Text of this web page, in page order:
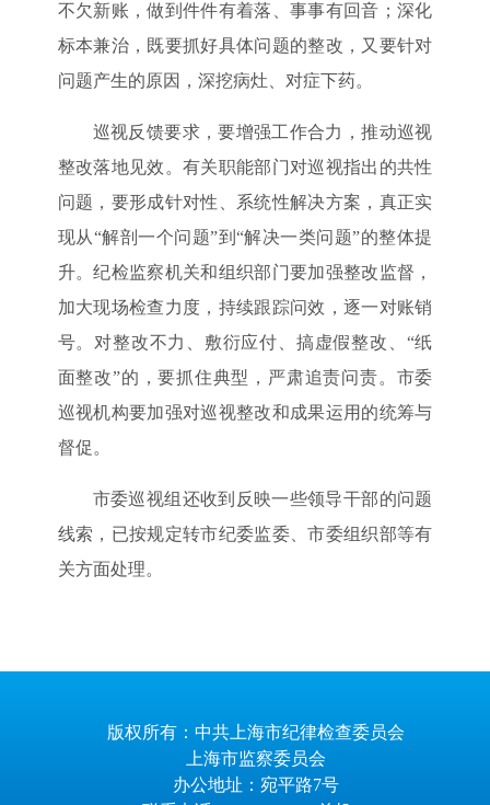
不欠新账，做到件件有着落、事事有回音；深化
标本兼治，既要抓好具体问题的整改，又要针对
问题产生的原因，深挖病灶、对症下药。
巡视反馈要求，要增强工作合力，推动巡视
整改落地见效。有关职能部门对巡视指出的共性
问题，要形成针对性、系统性解决方案，真正实
现从“解剖一个问题”到“解决一类问题”的整体提
升。纪检监察机关和组织部门要加强整改监督，
加大现场检查力度，持续跟踪问效，逐一对账销
号。对整改不力、敷衍应付、搞虚假整改、“纸
面整改”的，要抓住典型，严肃追责问责。市委
巡视机构要加强对巡视整改和成果运用的统筹与
督促。
市委巡视组还收到反映一些领导干部的问题
线索，已按规定转市纪委监委、市委组织部等有
关方面处理。
版权所有：中共上海市纪律检查委员会
上海市监察委员会
办公地址：宛平路7号